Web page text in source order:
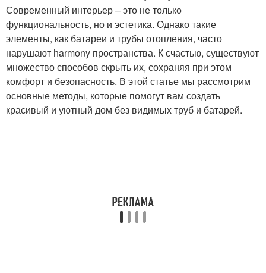
Современный интерьер – это не только
функциональность, но и эстетика. Однако такие
элементы, как батареи и трубы отопления, часто
нарушают harmony пространства. К счастью, существуют
множество способов скрыть их, сохраняя при этом
комфорт и безопасность. В этой статье мы рассмотрим
основные методы, которые помогут вам создать
красивый и уютный дом без видимых труб и батарей.